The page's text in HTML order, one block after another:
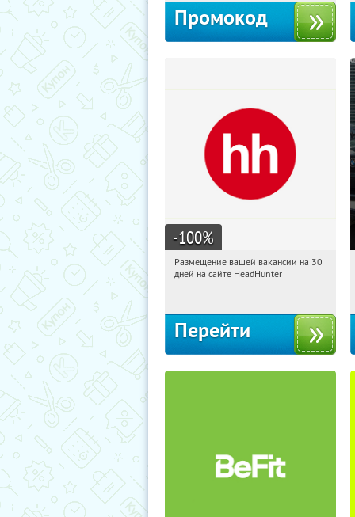
Промокод
-100%
06:21:26
Получи первым!
Размещение вашей вакансии на 30
дней на сайте HeadHunter
Перейти